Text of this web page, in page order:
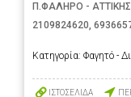
Π.ΦΑΛΗΡΟ -
2109824620,
Κατηγορία: Φαγητό -
ΙΣΤΟΣΕΛΙΔΑ